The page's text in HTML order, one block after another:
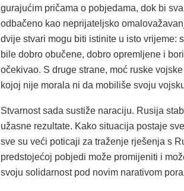
gurajućim pričama o pobjedama, dok bi
odbačeno kao neprijateljsko
dvije stvari mogu biti istinite u isto vrijeme:
bile dobro obučene, dobro opremljene i
očekivao. S druge strane, moć ruske
kojoj nije morala ni da mobiliše svoju
Stvarnost sada sustiže naraciju. Rusija
užasne rezultate. Kako situacija postaje
sve su veći poticaji za traženje rješenja s
predstojećoj pobjedi može promijeniti i
svoju solidarnost pod novim narativom